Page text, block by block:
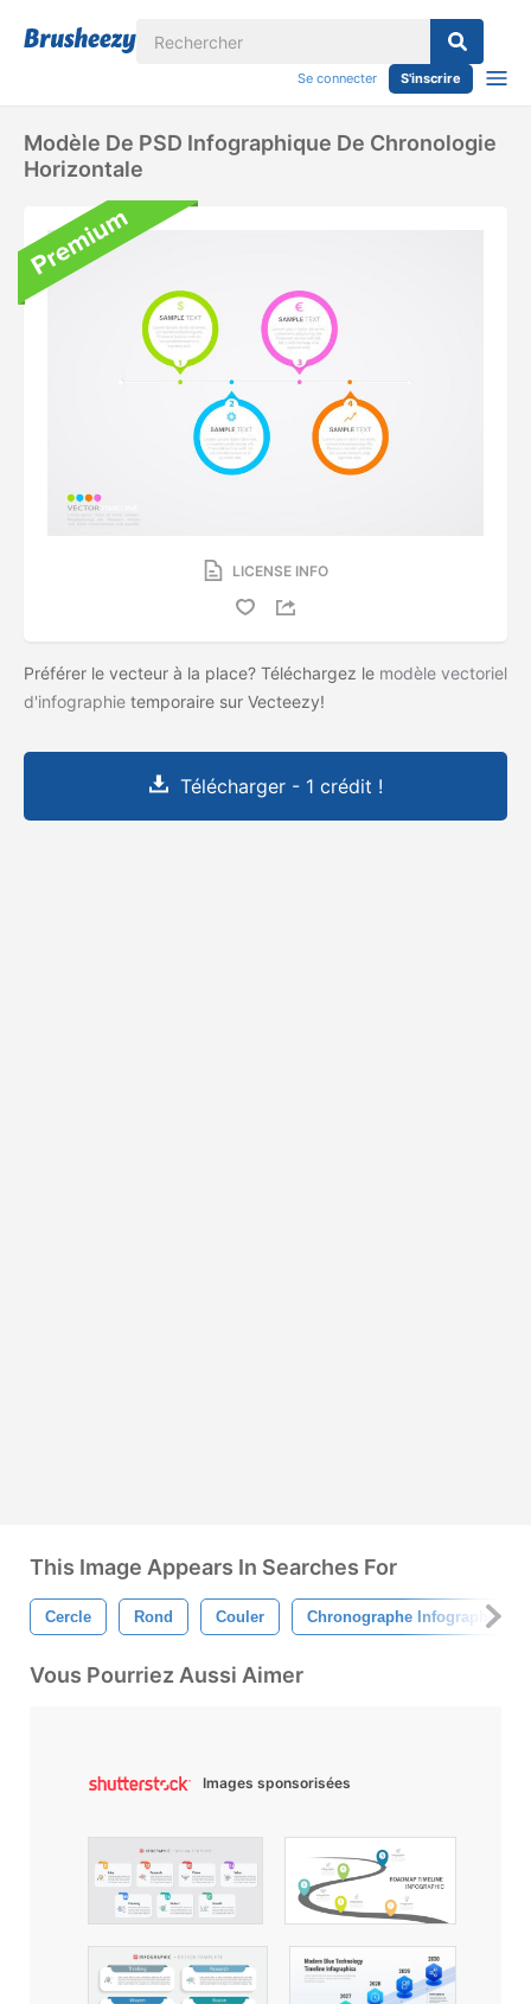
Se connecter S'inscrire
Modèle De PSD Infographique De Chronologie
Horizontale
LICENSE INFO
Préférer le vecteur à la place? Téléchargez le modèle vectoriel
d'infographie temporaire sur Vecteezy!
Télécharger - 1 crédit !
This Image Appears In Searches For
Cercle Rond Couler Chronographe Infographique
Vous Pourriez Aussi Aimer
Images sponsorisées